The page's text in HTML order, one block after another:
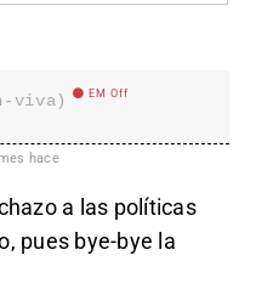
viva) EM Off
hace
a las políticas
pues bye-bye la